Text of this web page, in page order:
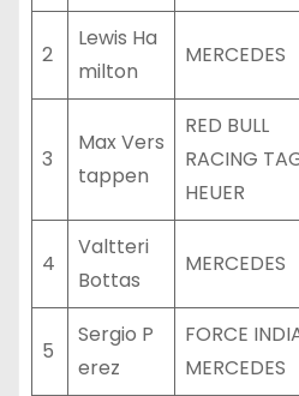
2
Lewis Ha
milton
MERCEDES
3
Max Vers
tappen
RED BULL
RACING
HEUER
4
Valtteri
Bottas
MERCEDES
5
Sergio P
erez
FORCE
MERCEDES